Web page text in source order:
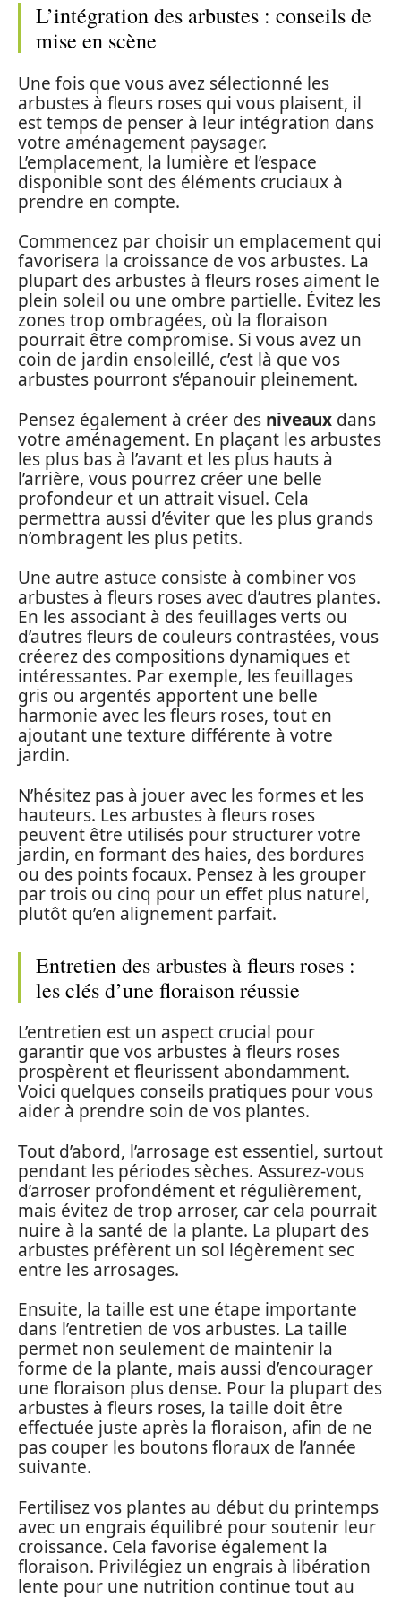
L’intégration des arbustes : conseils de
mise en scène
Une fois que vous avez sélectionné les
arbustes à fleurs roses qui vous plaisent, il
est temps de penser à leur intégration dans
votre aménagement paysager.
L’emplacement, la lumière et l’espace
disponible sont des éléments cruciaux à
prendre en compte.
Commencez par choisir un emplacement qui
favorisera la croissance de vos arbustes. La
plupart des arbustes à fleurs roses aiment le
plein soleil ou une ombre partielle. Évitez les
zones trop ombragées, où la floraison
pourrait être compromise. Si vous avez un
coin de jardin ensoleillé, c’est là que vos
arbustes pourront s’épanouir pleinement.
Pensez également à créer des niveaux dans
votre aménagement. En plaçant les arbustes
les plus bas à l’avant et les plus hauts à
l’arrière, vous pourrez créer une belle
profondeur et un attrait visuel. Cela
permettra aussi d’éviter que les plus grands
n’ombragent les plus petits.
Une autre astuce consiste à combiner vos
arbustes à fleurs roses avec d’autres plantes.
En les associant à des feuillages verts ou
d’autres fleurs de couleurs contrastées, vous
créerez des compositions dynamiques et
intéressantes. Par exemple, les feuillages
gris ou argentés apportent une belle
harmonie avec les fleurs roses, tout en
ajoutant une texture différente à votre
jardin.
N’hésitez pas à jouer avec les formes et les
hauteurs. Les arbustes à fleurs roses
peuvent être utilisés pour structurer votre
jardin, en formant des haies, des bordures
ou des points focaux. Pensez à les grouper
par trois ou cinq pour un effet plus naturel,
plutôt qu’en alignement parfait.
Entretien des arbustes à fleurs roses :
les clés d’une floraison réussie
L’entretien est un aspect crucial pour
garantir que vos arbustes à fleurs roses
prospèrent et fleurissent abondamment.
Voici quelques conseils pratiques pour vous
aider à prendre soin de vos plantes.
Tout d’abord, l’arrosage est essentiel, surtout
pendant les périodes sèches. Assurez-vous
d’arroser profondément et régulièrement,
mais évitez de trop arroser, car cela pourrait
nuire à la santé de la plante. La plupart des
arbustes préfèrent un sol légèrement sec
entre les arrosages.
Ensuite, la taille est une étape importante
dans l’entretien de vos arbustes. La taille
permet non seulement de maintenir la
forme de la plante, mais aussi d’encourager
une floraison plus dense. Pour la plupart des
arbustes à fleurs roses, la taille doit être
effectuée juste après la floraison, afin de ne
pas couper les boutons floraux de l’année
suivante.
Fertilisez vos plantes au début du printemps
avec un engrais équilibré pour soutenir leur
croissance. Cela favorise également la
floraison. Privilégiez un engrais à libération
lente pour une nutrition continue tout au